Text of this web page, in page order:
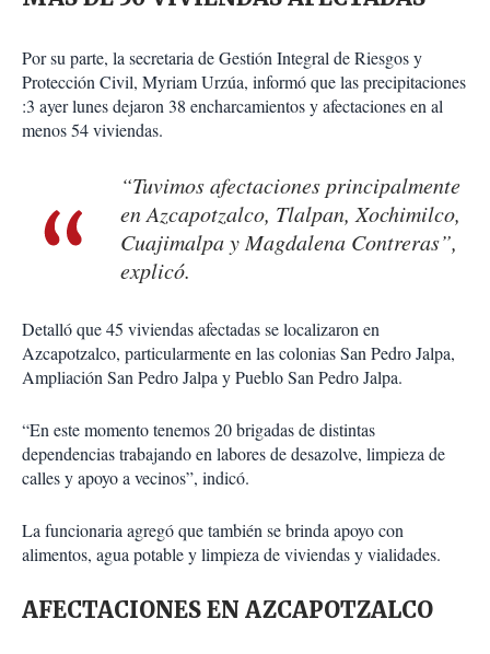
Por su parte, la secretaria de Gestión Integral de Riesgos y
Protección Civil, Myriam Urzúa, informó que las precipitaciones
:3 ayer lunes dejaron 38 encharcamientos y afectaciones en al
menos 54 viviendas.
“Tuvimos afectaciones principalmente
en Azcapotzalco, Tlalpan, Xochimilco,
Cuajimalpa y Magdalena Contreras”,
explicó.
Detalló que 45 viviendas afectadas se localizaron en
Azcapotzalco, particularmente en las colonias San Pedro Jalpa,
Ampliación San Pedro Jalpa y Pueblo San Pedro Jalpa.
“En este momento tenemos 20 brigadas de distintas
dependencias trabajando en labores de desazolve, limpieza de
calles y apoyo a vecinos”, indicó.
La funcionaria agregó que también se brinda apoyo con
alimentos, agua potable y limpieza de viviendas y vialidades.
AFECTACIONES EN AZCAPOTZALCO